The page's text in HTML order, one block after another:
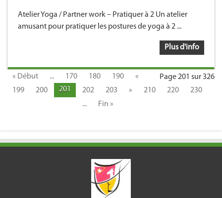
Atelier Yoga / Partner work – Pratiquer à 2 Un atelier
amusant pour pratiquer les postures de yoga à 2 ...
Plus d'info
Page 201 sur 326
« Début ... 170 180 190
«
199
200 201 202 203 » 210 220
230
...
Fin »